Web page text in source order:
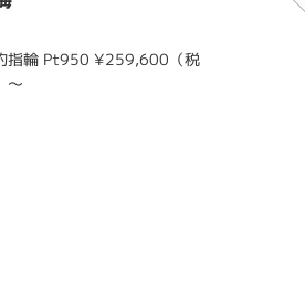
指輪 Pt950 ¥259,600（税
～